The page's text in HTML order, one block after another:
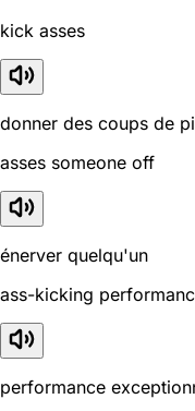
kick asses
donner des coups de
asses someone off
énerver quelqu'un
ass-kicking
performance